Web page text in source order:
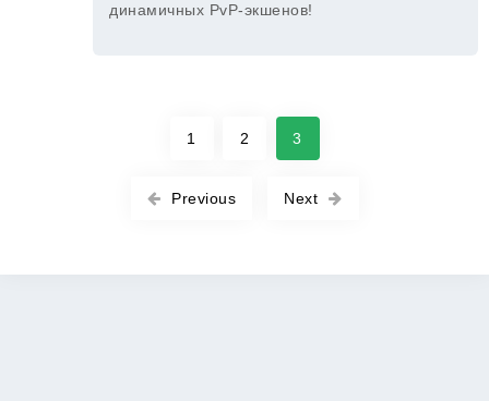
динамичных PvP-экшенов!
Previous
1 2 3
Next